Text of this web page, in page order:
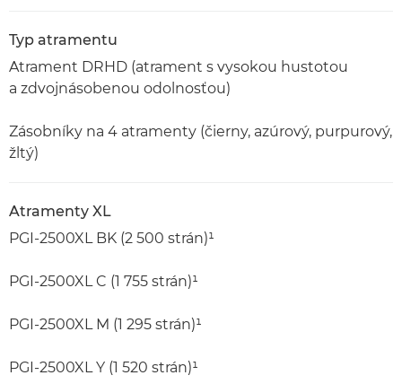
Typ atramentu
Atrament DRHD (atrament s vysokou hustotou
a zdvojnásobenou odolnosťou)
Zásobníky na 4 atramenty (čierny, azúrový, purpurový,
žltý)
Atramenty XL
PGI-2500XL BK (2 500 strán)¹
PGI-2500XL C (1 755 strán)¹
PGI-2500XL M (1 295 strán)¹
PGI-2500XL Y (1 520 strán)¹